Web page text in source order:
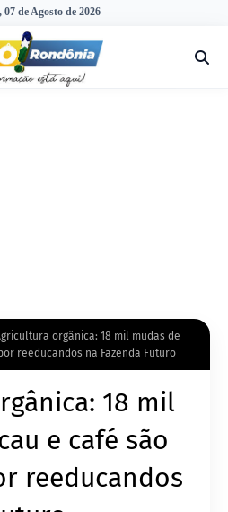
de Agosto de 2026
orgânica: 18 mil mudas de
reeducandos na Fazenda Futuro
18 mil
e café são
reeducandos